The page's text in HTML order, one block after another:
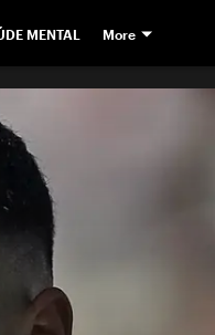
MENTAL More